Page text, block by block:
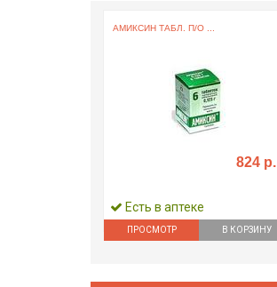
АМИКСИН ТАБЛ. П/О ...
824 р.
Есть в аптеке
ПРОСМОТР В КОРЗИНУ